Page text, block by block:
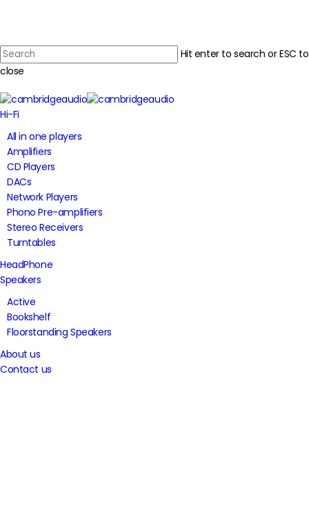
main
content
Hit enter to search or ESC to
close
Search
Menu
Hi-Fi
All in one players
Amplifiers
CD Players
DACs
Network Players
Phono Pre-amplifiers
Stereo Receivers
Turntables
HeadPhone
Speakers
Active
Bookshelf
Floorstanding Speakers
About us
Contact us